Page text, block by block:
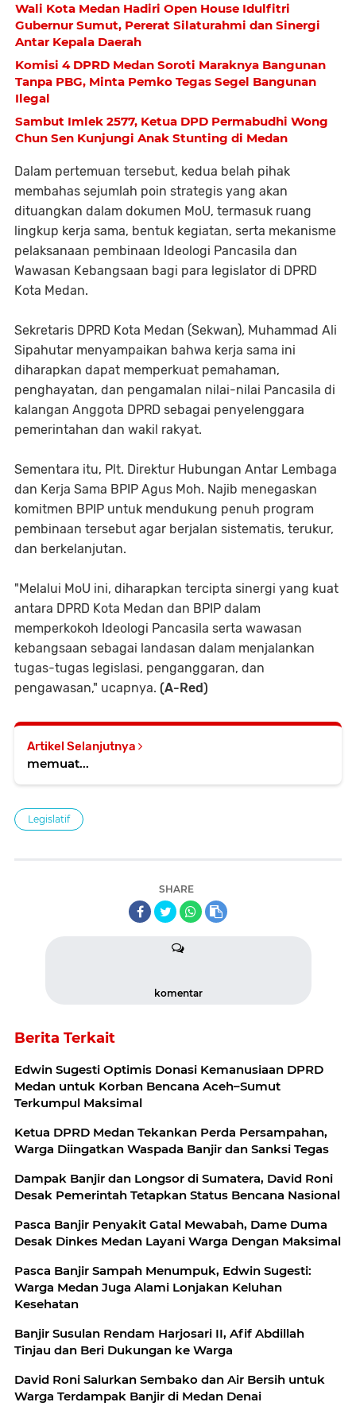
Wali Kota Medan Hadiri Open House Idulfitri
Gubernur Sumut, Pererat Silaturahmi dan Sinergi
Antar Kepala Daerah
Komisi 4 DPRD Medan Soroti Maraknya Bangunan
Tanpa PBG, Minta Pemko Tegas Segel Bangunan
Ilegal
Sambut Imlek 2577, Ketua DPD Permabudhi Wong
Chun Sen Kunjungi Anak Stunting di Medan
Dalam pertemuan tersebut, kedua belah pihak
membahas sejumlah poin strategis yang akan
dituangkan dalam dokumen MoU, termasuk ruang
lingkup kerja sama, bentuk kegiatan, serta mekanisme
pelaksanaan pembinaan Ideologi Pancasila dan
Wawasan Kebangsaan bagi para legislator di DPRD
Kota Medan.
Sekretaris DPRD Kota Medan (Sekwan), Muhammad Ali
Sipahutar menyampaikan bahwa kerja sama ini
diharapkan dapat memperkuat pemahaman,
penghayatan, dan pengamalan nilai-nilai Pancasila di
kalangan Anggota DPRD sebagai penyelenggara
pemerintahan dan wakil rakyat.
Sementara itu, Plt. Direktur Hubungan Antar Lembaga
dan Kerja Sama BPIP Agus Moh. Najib menegaskan
komitmen BPIP untuk mendukung penuh program
pembinaan tersebut agar berjalan sistematis, terukur,
dan berkelanjutan.
"Melalui MoU ini, diharapkan tercipta sinergi yang kuat
antara DPRD Kota Medan dan BPIP dalam
memperkokoh Ideologi Pancasila serta wawasan
kebangsaan sebagai landasan dalam menjalankan
tugas-tugas legislasi, penganggaran, dan
pengawasan," ucapnya. (A-Red)
Artikel Selanjutnya
memuat...
Legislatif
SHARE
komentar
Berita Terkait
Edwin Sugesti Optimis Donasi Kemanusiaan DPRD
Medan untuk Korban Bencana Aceh–Sumut
Terkumpul Maksimal
Ketua DPRD Medan Tekankan Perda Persampahan,
Warga Diingatkan Waspada Banjir dan Sanksi Tegas
Dampak Banjir dan Longsor di Sumatera, David Roni
Desak Pemerintah Tetapkan Status Bencana Nasional
Pasca Banjir Penyakit Gatal Mewabah, Dame Duma
Desak Dinkes Medan Layani Warga Dengan Maksimal
Pasca Banjir Sampah Menumpuk, Edwin Sugesti:
Warga Medan Juga Alami Lonjakan Keluhan
Kesehatan
Banjir Susulan Rendam Harjosari II, Afif Abdillah
Tinjau dan Beri Dukungan ke Warga
David Roni Salurkan Sembako dan Air Bersih untuk
Warga Terdampak Banjir di Medan Denai